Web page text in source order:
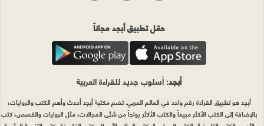
حمّل تطبيق أبجد مجاناً
أبجد: أسلوب جديد للقراءة العربية
أبجد هو تطبيق القراءة رقم واحد في العالم العربي. تضم مكتبة أبجد أحدث وأهم الكتب والروايات،
بالإضافة إلى الكتب الأكثر مبيعاً والكتب الأكثر رواجاً من شتّى المجالات، مثل الروايات والقصص، كتب